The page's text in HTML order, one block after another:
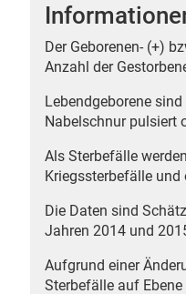
Der Geborenen- (+)
Anzahl der
Lebendgeborene
Nabelschnur pulsiert
Als Sterbefälle
Kriegssterbefälle
Die Daten sind
Jahren 2014 und
Aufgrund einer
Sterbefälle auf